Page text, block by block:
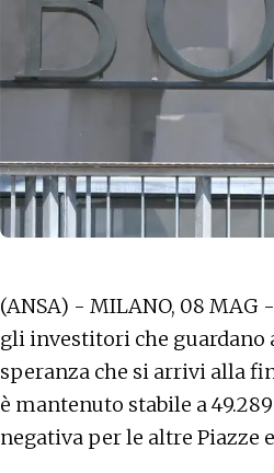
(ANSA) - MILANO, 08
gli investitori che
speranza che si arrivi alla
è mantenuto stabile a
negativa per le altre Piazze